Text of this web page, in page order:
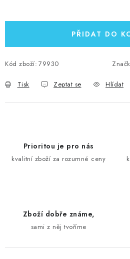
PŘIDAT DO
Kód zboží: 79930
Tisk Zeptat se Hlídat
Prioritou je pro nás
kvalitní zboží za rozumné ceny
Zboží dobře známe,
sami z něj tvoříme